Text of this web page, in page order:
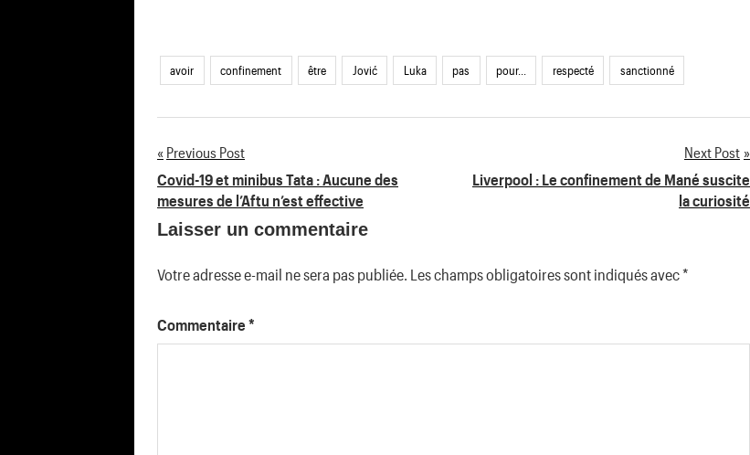
avoir confinement être Jović Luka pas pour... respecté sanctionné
Navigation
de
Previous Post
Covid-19 et minibus Tata : Aucune des
mesures de l’Aftu n’est effective
Next Post
Liverpool : Le confinement de Mané suscite
la curiosité
Laisser un commentaire
Votre adresse e-mail ne sera pas publiée. Les champs obligatoires sont indiqués avec*
Commentaire *